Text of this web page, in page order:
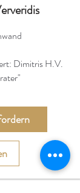
Dimitris H.V.